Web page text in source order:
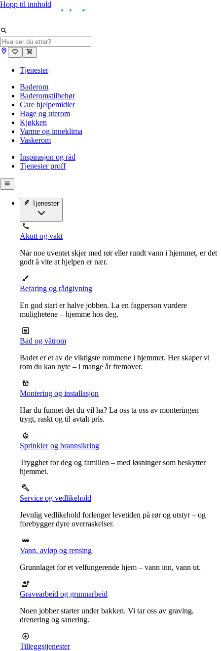
Hopp til innhold
Tjenester
Baderom
Baderomstilbehør
Care hjelpemidler
Hage og uterom
Kjøkken
Varme og inneklima
Vaskerom
Inspirasjon og råd
Tjenester proff
Tjenester
Akutt og vakt
Når noe uventet skjer med rør eller rundt vann i hjemmet, er det
godt å vite at hjelpen er nær.
Befaring og rådgivning
En god start er halve jobben. La en fagperson vurdere
mulighetene – hjemme hos deg.
Bad og våtrom
Badet er et av de viktigste rommene i hjemmet. Her skaper vi
rom du kan nyte – i mange år fremover.
Montering og installasjon
Har du funnet det du vil ha? La oss ta oss av monteringen –
trygt, raskt og til avtalt pris.
Sprinkler og brannsikring
Trygghet for deg og familien – med løsninger som beskytter
hjemmet.
Service og vedlikehold
Jevnlig vedlikehold forlenger levetiden på rør og utstyr – og
forebygger dyre overraskelser.
Vann, avløp og rensing
Grunnlaget for et velfungerende hjem – vann inn, vann ut.
Gravearbeid og grunnarbeid
Noen jobber starter under bakken. Vi tar oss av graving,
drenering og sanering.
Tilleggstjenester